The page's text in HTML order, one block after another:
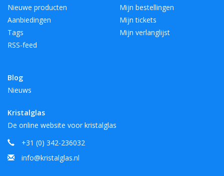
Nieuwe producten
Aanbiedingen
Tags
RSS-feed
Blog
Nieuws
Mijn bestellingen
Mijn tickets
Mijn verlanglijst
Kristalglas
De online website voor kristalglas
+31 (0) 342-236032
info@kristalglas.nl